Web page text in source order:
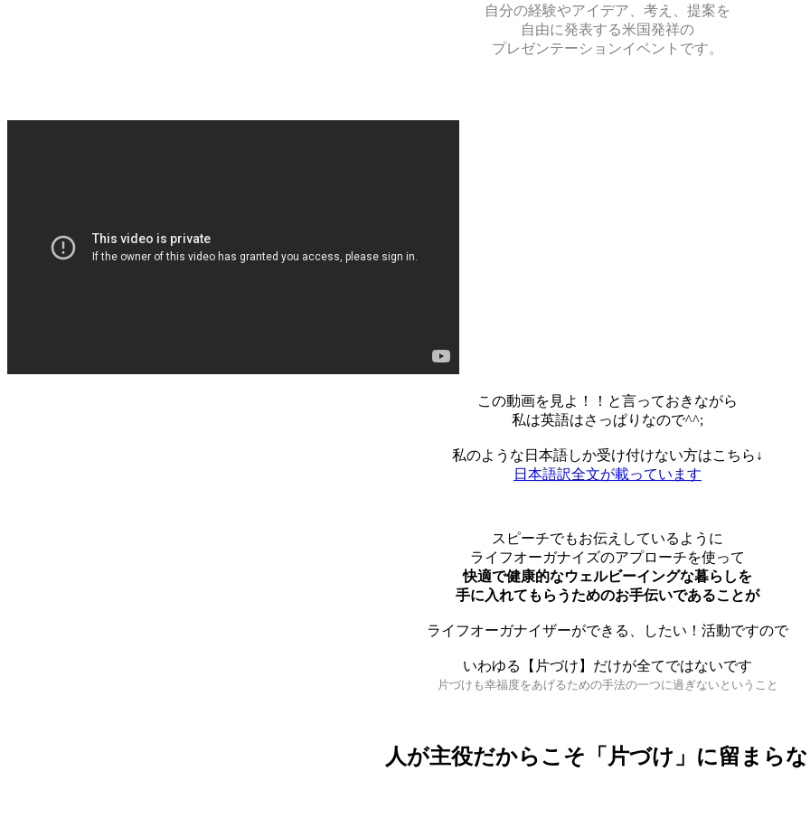
自分の経験やアイデア、考え、提案を
自由に発表する米国発祥の
プレゼンテーションイベントです。
この動画を見よ！！と言っておきながら
私は英語はさっぱりなので^^;
私のような日本語しか受け付けない方はこちら↓
日本語訳全文が載っています
スピーチでもお伝えしているように
ライフオーガナイズのアプローチを使って
快適で健康的なウェルビーイングな暮らしを
手に入れてもらうためのお手伝いであることが
ライフオーガナイザーができる、したい！活動ですので
いわゆる【片づけ】だけが全てではないです
片づけも幸福度をあげるための手法の一つに過ぎないということ
人が主役だからこそ「片づけ」に留まら